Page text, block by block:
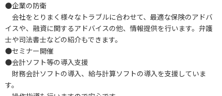
●企業の防衛
会社をとりまく様々なトラブルに合わせて、最適な保険のアドバ
イスや、融資に関するアドバイスの他、情報提供を行います。弁護
士や司法書士などの紹介もできます。
●セミナー開催
●会計ソフト等の導入支援
財務会計ソフトの導入、給与計算ソフトの導入を支援していま
す。